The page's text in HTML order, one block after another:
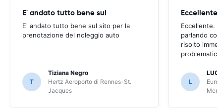
E' andato tutto bene sul
E' andato tutto bene sul sito per la
prenotazione del noleggio auto
T
Tiziana Negro
Hertz Aeroporto di Rennes-St.
Jacques
Eccellente.
parlando
risolto
L